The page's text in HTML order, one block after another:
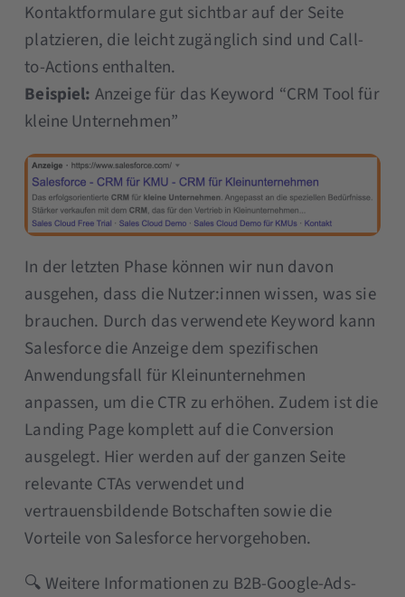
Kontaktformulare gut sichtbar auf der Seite
platzieren, die leicht zugänglich sind und Call-
to-Actions enthalten.
Beispiel: Anzeige für das Keyword “CRM Tool für
kleine Unternehmen”
In der letzten Phase können wir nun davon
ausgehen, dass die Nutzer:innen wissen, was sie
brauchen. Durch das verwendete Keyword kann
Salesforce die Anzeige dem spezifischen
Anwendungsfall für Kleinunternehmen
anpassen, um die CTR zu erhöhen. Zudem ist die
Landing Page komplett auf die Conversion
ausgelegt. Hier werden auf der ganzen Seite
relevante CTAs verwendet und
vertrauensbildende Botschaften sowie die
Vorteile von Salesforce hervorgehoben.
🔍 Weitere Informationen zu B2B-Google-Ads-